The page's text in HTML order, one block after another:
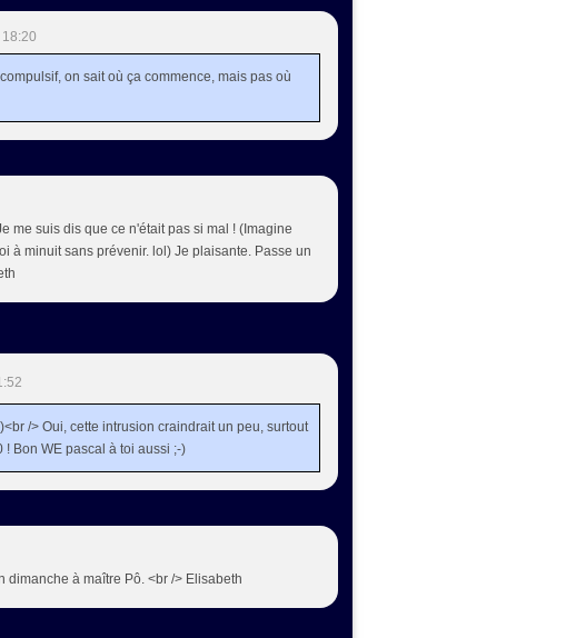
on sait où ça commence, mais pas où
me suis dis que ce n'était pas si mal ! (Imagine
à minuit sans prévenir. lol) Je plaisante. Passe un
/> Oui, cette intrusion craindrait un peu, surtout
Bon WE pascal à toi aussi ;-)
dimanche à maître Pô. <br /> Elisabeth